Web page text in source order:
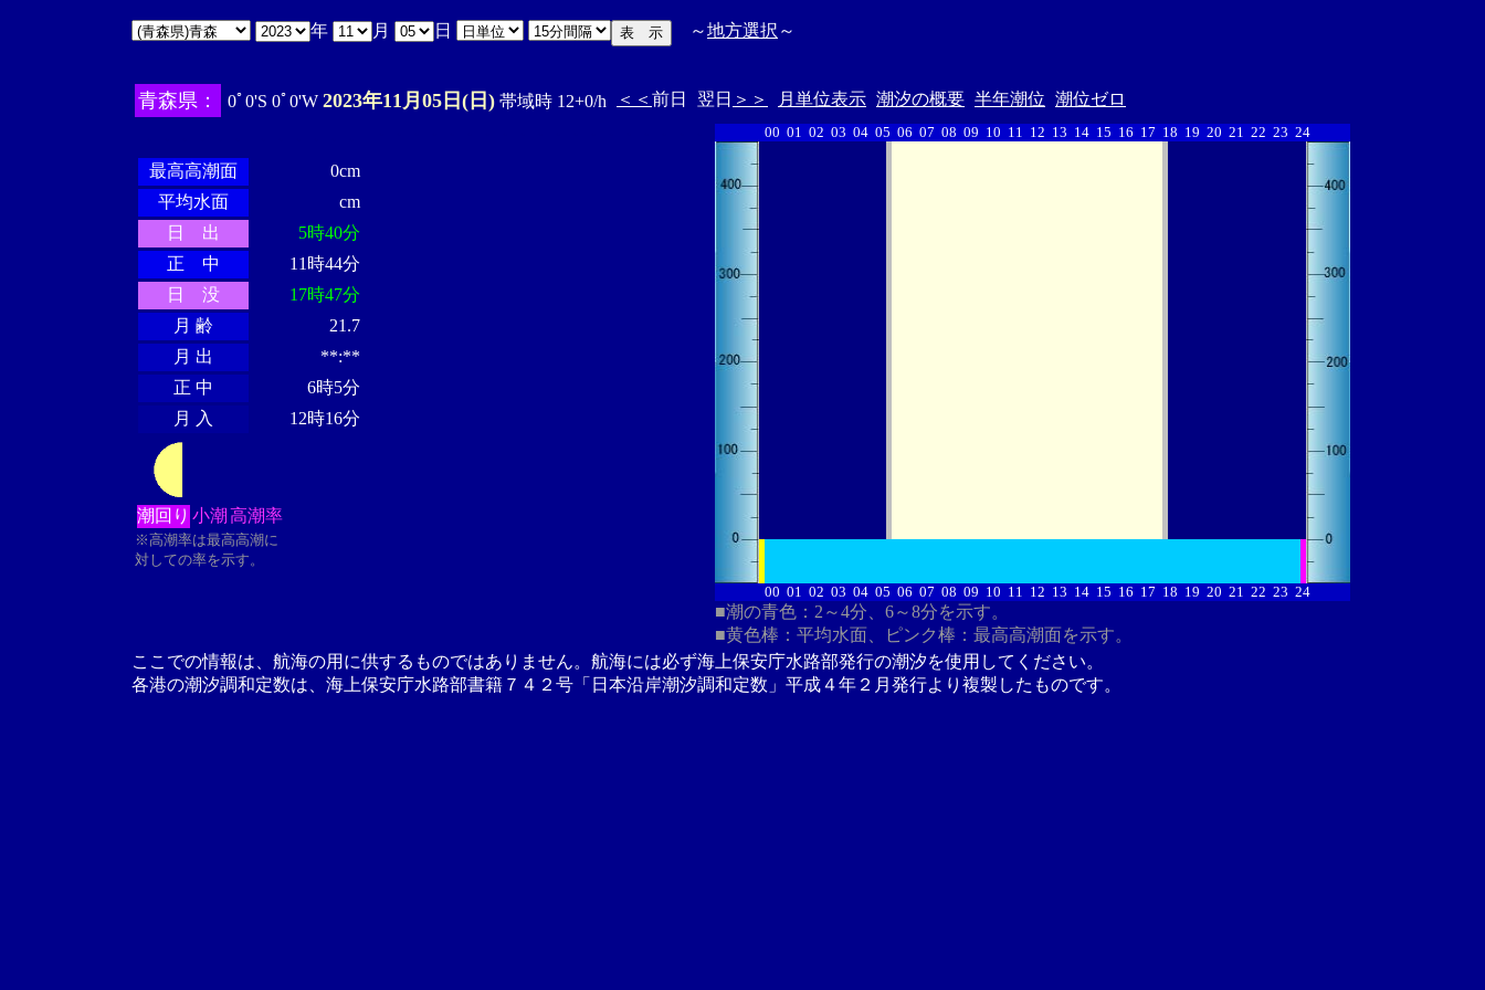
年 月 日 ～地方選択 ～
青森県： 0ﾟ0'S 0ﾟ0'W 2023年11月05日(日) 帯域時 12+0/h ＜＜ 前日 翌日 ＞＞ 月単位表示 潮汐の概要 半年潮位 潮位ゼロ
最高高潮面
0cm
平均水面
cm
日 出
5時40分
正 中
11時44分
日 没
17時47分
月 齢
21.7
月 出
**:**
正 中
6時5分
月 入
12時16分
潮回り 小潮 高潮率
※高潮率は最高高潮に
対しての率を示す。
00 01 02 03 04 05 06 07 08 09 10 11 12 13 14 15 16 17 18 19 20 21 22 23 24
00 01 02 03 04 05 06 07 08 09 10 11 12 13 14 15 16 17 18 19 20 21 22 23 24
■潮の青色：2～4分、6～8分を示す。
■黄色棒：平均水面、ピンク棒：最高高潮面を示す。
ここでの情報は、航海の用に供するものではありません。航海には必ず海上保安庁水路部発行の潮汐を使用してください。
各港の潮汐調和定数は、海上保安庁水路部書籍７４２号「日本沿岸潮汐調和定数」平成４年２月発行より複製したものです。